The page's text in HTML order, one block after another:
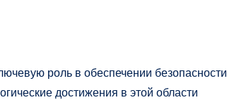
роль в обеспечении безопасности
достижения в этой области